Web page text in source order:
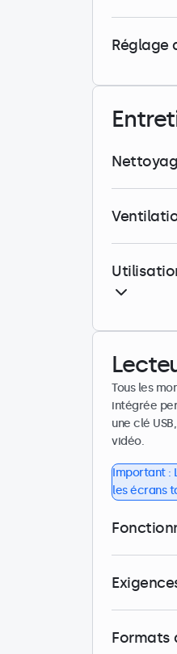
Réglage
Tous les
intégrée
une clé
vidéo.
Important :
les écrans
Formats